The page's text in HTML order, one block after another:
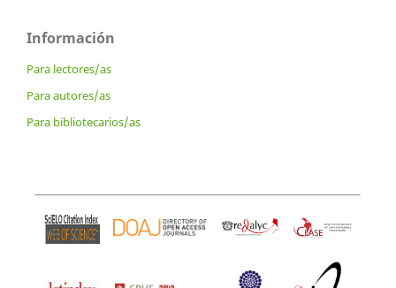
Información
Para lectores/as
Para autores/as
Para bibliotecarios/as